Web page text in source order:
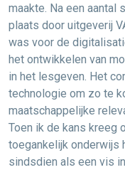
maakte. Na een aantal
plaats door uitgeverij
was voor de
het ontwikkelen van
in het lesgeven. Het
technologie om zo te
maatschappelijke
Toen ik de kans kreeg
toegankelijk onderwijs
sindsdien als een vis